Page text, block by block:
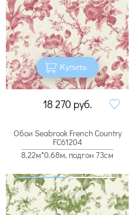
Купить
18 270 руб.
Обои Seabrook French Country
FC61204
8.22м*0.68м, подгон 73см